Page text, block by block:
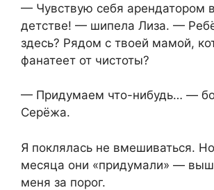
— Чувствую себя арендатором
детстве! — шипела Лиза. —
здесь? Рядом с твоей мамой,
фанатеет от чистоты?
— Придумаем что-нибудь… —
Серёжа.
Я поклялась не вмешиваться.
месяца они «придумали» —
меня за порог.